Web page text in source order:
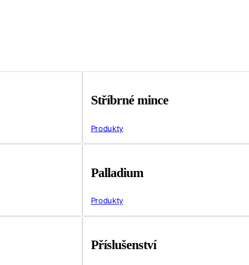
Stříbrné mince
Produkty
Palladium
Produkty
Příslušenství